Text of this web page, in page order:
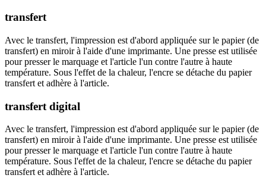
transfert
Avec le transfert, l'impression est d'abord appliquée sur le papier (de
transfert) en miroir à l'aide d'une imprimante. Une presse est utilisée
pour presser le marquage et l'article l'un contre l'autre à haute
température. Sous l'effet de la chaleur, l'encre se détache du papier
transfert et adhère à l'article.
transfert digital
Avec le transfert, l'impression est d'abord appliquée sur le papier (de
transfert) en miroir à l'aide d'une imprimante. Une presse est utilisée
pour presser le marquage et l'article l'un contre l'autre à haute
température. Sous l'effet de la chaleur, l'encre se détache du papier
transfert et adhère à l'article.